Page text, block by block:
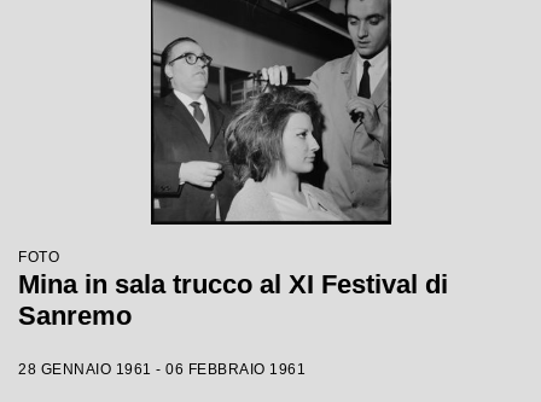
FOTO
Mina in sala trucco al XI Festival di
Sanremo
28 GENNAIO 1961 - 06 FEBBRAIO 1961